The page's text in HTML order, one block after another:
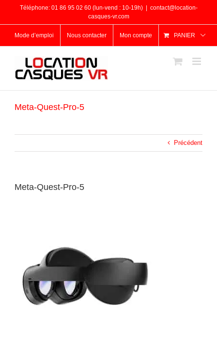
contenu
Téléphone: 01 86 95 02 60 (lun-vend : 10-19h)
contact@location-
casques-vr.com
Mode d’emploi Nous contacter Mon compte PANIER
Meta-Quest-Pro-5
Précédent
Meta-Quest-Pro-5